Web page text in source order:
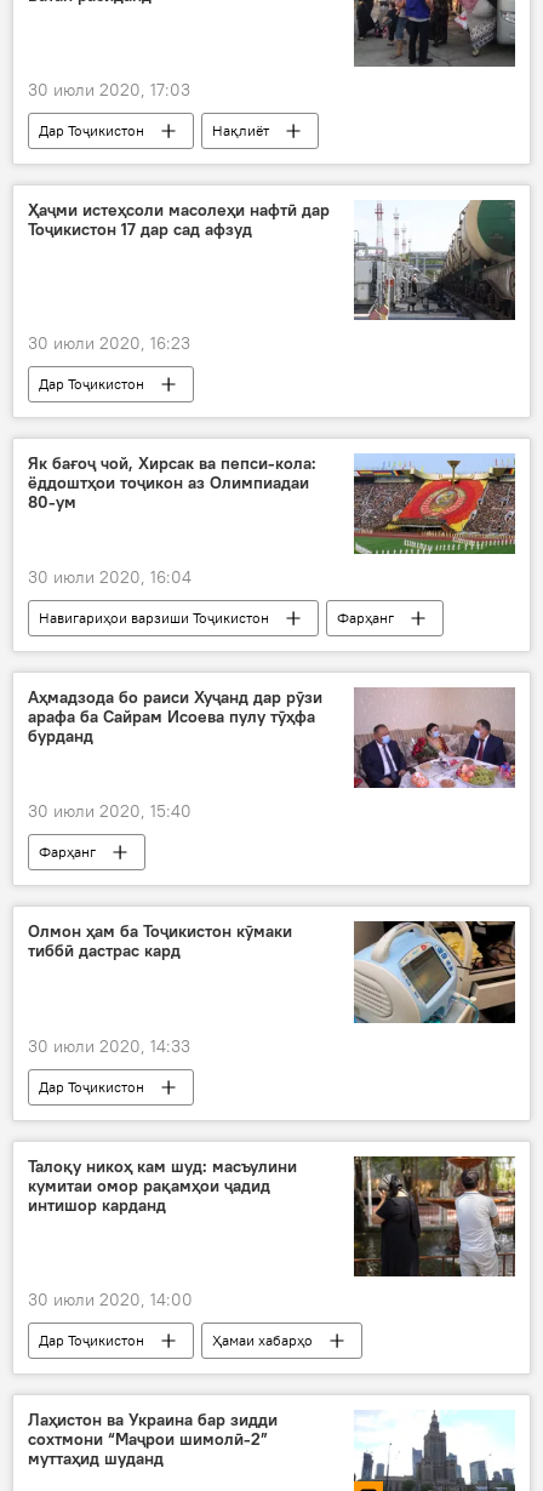
30 июли 2020, 17:03
Дар Тоҷикистон
Нақлиёт
Ҳамаи хабарҳо
шаҳрвандони Тоҷикистон
дармонданд
Қирғизистон
Қазоқистон
Ҳаҷми истеҳсоли масолеҳи нафтӣ дар
Тоҷикистон 17 дар сад афзуд
30 июли 2020, 16:23
Дар Тоҷикистон
Як бағоҷ чой, Хирсак ва пепси-кола:
ёддоштҳои тоҷикон аз Олимпиадаи
80-ум
30 июли 2020, 16:04
Навигариҳои варзиши Тоҷикистон
Фарҳанг
Ҳамаи хабарҳо
Осиёи Марказӣ
меҳмонон
саргузашт
Бозиҳои олимпии Пекин
Аҳмадзода бо раиси Хуҷанд дар рӯзи
арафа ба Сайрам Исоева пулу тӯҳфа
бурданд
30 июли 2020, 15:40
Фарҳанг
Олмон ҳам ба Тоҷикистон кӯмаки
тиббӣ дастрас кард
30 июли 2020, 14:33
Дар Тоҷикистон
Талоқу никоҳ кам шуд: масъулини
кумитаи омор рақамҳои ҷадид
интишор карданд
30 июли 2020, 14:00
Дар Тоҷикистон
Ҳамаи хабарҳо
талоқ
никоҳ
мақомот
Лаҳистон ва Украина бар зидди
сохтмони “Маҷрои шимолӣ-2”
муттаҳид шуданд